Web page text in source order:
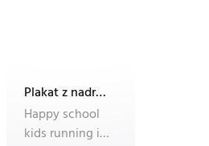
Plakat z nadrukiem Dec'n'Roll
Happy school
kids running in